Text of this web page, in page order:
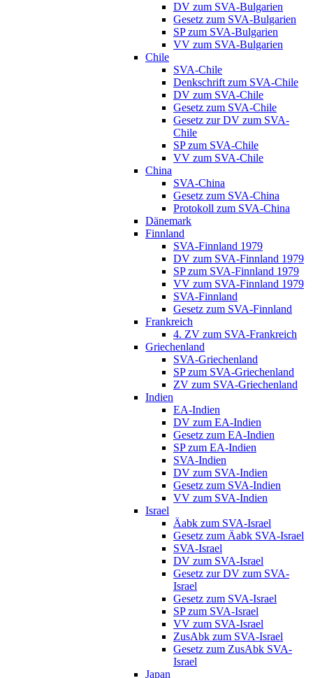
DV zum SVA-Bulgarien
Gesetz zum SVA-Bulgarien
SP zum SVA-Bulgarien
VV zum SVA-Bulgarien
Chile
SVA-Chile
Denkschrift zum SVA-Chile
DV zum SVA-Chile
Gesetz zum SVA-Chile
Gesetz zur DV zum SVA-
Chile
SP zum SVA-Chile
VV zum SVA-Chile
China
SVA-China
Gesetz zum SVA-China
Protokoll zum SVA-China
Dänemark
Finnland
SVA-Finnland 1979
DV zum SVA-Finnland 1979
SP zum SVA-Finnland 1979
VV zum SVA-Finnland 1979
SVA-Finnland
Gesetz zum SVA-Finnland
Frankreich
4. ZV zum SVA-Frankreich
Griechenland
SVA-Griechenland
SP zum SVA-Griechenland
ZV zum SVA-Griechenland
Indien
EA-Indien
DV zum EA-Indien
Gesetz zum EA-Indien
SP zum EA-Indien
SVA-Indien
DV zum SVA-Indien
Gesetz zum SVA-Indien
VV zum SVA-Indien
Israel
Äabk zum SVA-Israel
Gesetz zum Äabk SVA-Israel
SVA-Israel
DV zum SVA-Israel
Gesetz zur DV zum SVA-
Israel
Gesetz zum SVA-Israel
SP zum SVA-Israel
VV zum SVA-Israel
ZusAbk zum SVA-Israel
Gesetz zum ZusAbk SVA-
Israel
Japan